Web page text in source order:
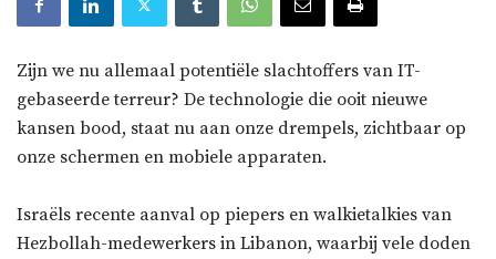
Zijn we nu allemaal potentiële slachtoffers van IT-
gebaseerde terreur? De technologie die ooit nieuwe
kansen bood, staat nu aan onze drempels, zichtbaar op
onze schermen en mobiele apparaten.
Israëls recente aanval op piepers en walkietalkies van
Hezbollah-medewerkers in Libanon, waarbij vele doden